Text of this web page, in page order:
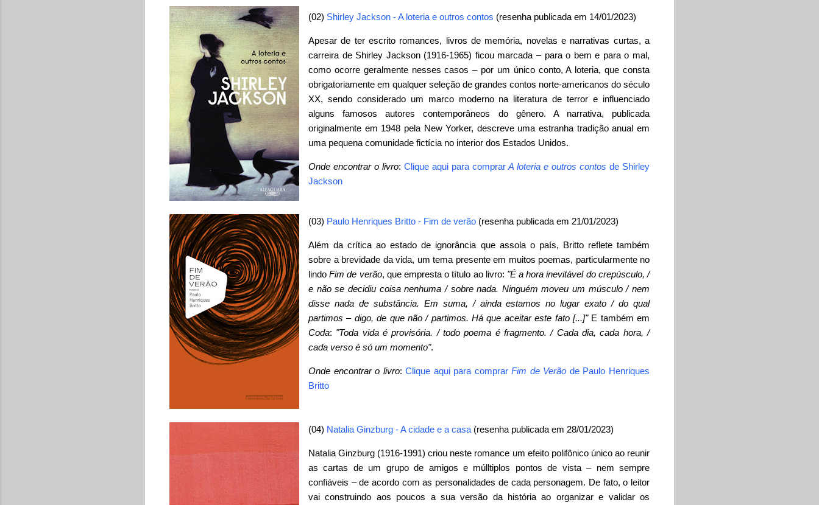
(02) Shirley Jackson - A loteria e outros contos (resenha publicada em 14/01/2023)
Apesar de ter escrito romances, livros de memória, novelas e narrativas curtas, a
carreira de Shirley Jackson (1916-1965) ficou marcada – para o bem e para o mal,
como ocorre geralmente nesses casos – por um único conto, A loteria, que consta
obrigatoriamente em qualquer seleção de grandes contos norte-americanos do século
XX, sendo considerado um marco moderno na literatura de terror e influenciado
alguns famosos autores contemporâneos do gênero. A narrativa, publicada
originalmente em 1948 pela New Yorker, descreve uma estranha tradição anual em
uma pequena comunidade fictícia no interior dos Estados Unidos.
Onde encontrar o livro: Clique aqui para comprarA loteria e outros contos de Shirley
Jackson
(03) Paulo Henriques Britto - Fim de verão (resenha publicada em 21/01/2023)
Além da crítica ao estado de ignorância que assola o país, Britto reflete também
sobre a brevidade da vida, um tema presente em muitos poemas, particularmente no
lindoFim de verão, que empresta o título ao livro: "É a hora inevitável do crepúsculo, /
e não se decidiu coisa nenhuma / sobre nada. Ninguém moveu um músculo / nem
disse nada de substância. Em suma, / ainda estamos no lugar exato / do qual
partimos – digo, de que não / partimos. Há que aceitar este fato [...]"E também em
Coda: "Toda vida é provisória. / todo poema é fragmento. / Cada dia, cada hora, /
cada verso é só um momento".
Onde encontrar o livro:Clique aqui para comprarFim de Verão de Paulo Henriques
Britto
(04) Natalia Ginzburg - A cidade e a casa (resenha publicada em 28/01/2023)
Natalia Ginzburg (1916-1991) criou neste romance um efeito polifônico único ao reunir
as cartas de um grupo de amigos e múlltiplos pontos de vista – nem sempre
confiáveis – de acordo com as personalidades de cada personagem. De fato, o leitor
vai construindo aos poucos a sua versão da história ao organizar e validar os